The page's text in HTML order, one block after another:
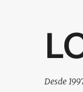
Desde